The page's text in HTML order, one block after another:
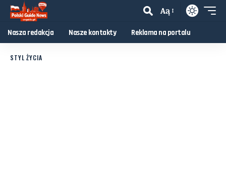
Aą
Nasza redakcja Nasze kontakty Reklama na portalu
STYL ŻYCIA